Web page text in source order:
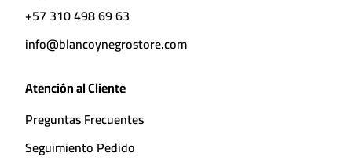
+57 310 498 69 63
info@blancoynegrostore.com
Atención al Cliente
Preguntas Frecuentes
Seguimiento Pedido